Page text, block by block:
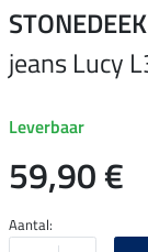
STONEDEEK
jeans Lucy
Leverbaar
59,90 €
Aantal: